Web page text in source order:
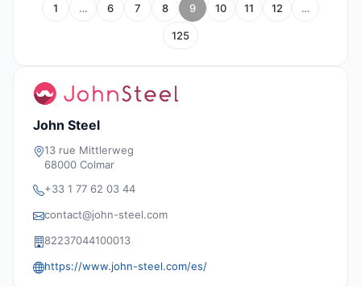
1 … 6 7 8 9 10 11 12 …
125
John Steel
13 rue Mittlerweg
68000 Colmar
+33 1 77 62 03 44
contact@john-steel.com
82237044100013
https://www.john-steel.com/es/